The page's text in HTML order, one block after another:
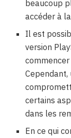
beaucoup
accéder à
Il est
version
commencer
certains
dans les
En ce qui